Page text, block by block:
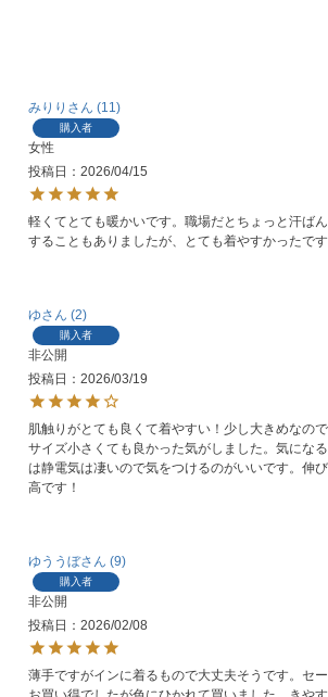
みりり 11
購入者
女性
投稿日
2026/04/15
軽くてとても暖かいです。職場だとちょっと汗ばん
することもありましたが、とても着やすかったです
ゆ 2
購入者
非公開
投稿日
2026/03/19
肌触りがとても良くて着やすい！少し大きめなの
サイズ小さくても良かった気がしました。気になる
は静電気は凄いので気をつけるのがいいです。伸
高です！
ゆううぼ 9
購入者
非公開
投稿日
2026/02/08
薄手ですがインに着るもので大丈夫そうです。セ